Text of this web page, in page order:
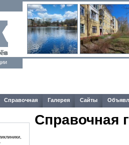
Справочная Галерея Сайты
Справочная